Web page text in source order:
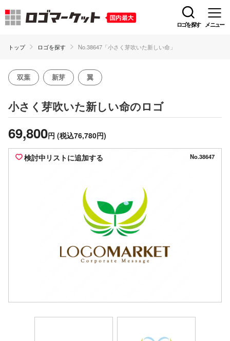
ロゴを探す メニュー
トップ ロゴを探す No.38647「小さく芽吹いた新しい命」
双葉 新芽 翼
小さく芽吹いた新しい命のロゴ
69,800円 (税込76,780円)
検討中リストに追加する No.38647